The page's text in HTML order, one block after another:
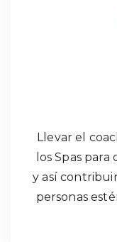
Llevar el
los Spas
y así
personas